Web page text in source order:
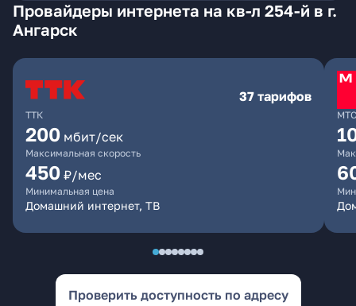
Провайдеры интернета на кв-л 254-й в г.
Ангарск
ТТК
37 тарифов
200 мбит/сек
Максимальная скорость
450 ₽/мес
Минимальная цена
Домашний интернет, ТВ
МТС
Проверить доступность по адресу